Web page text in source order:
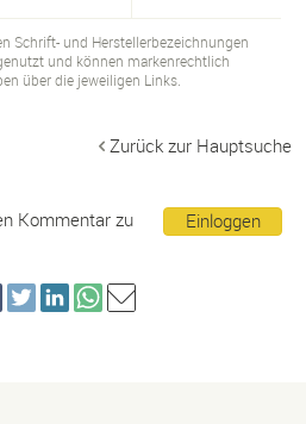
Schrift- und Herstellerbezeichnungen
und können markenrechtlich
über die jeweiligen Links.
Zurück zur Hauptsuche
Einloggen
Kommentar zu